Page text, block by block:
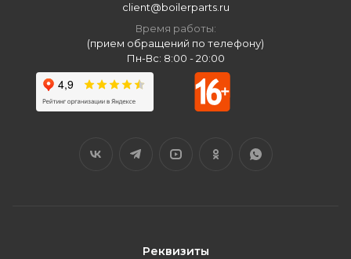
client@boilerparts.ru
Время работы:
(прием обращений по телефону)
Пн-Вс: 8:00 - 20:00
Реквизиты